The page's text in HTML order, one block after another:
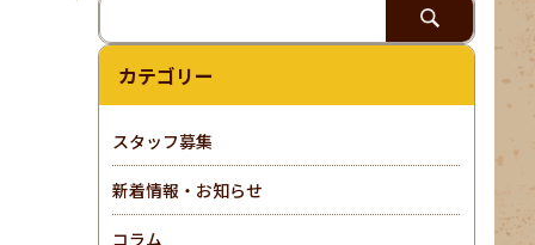
カテゴリー
スタッフ募集
新着情報・お知らせ
コラム